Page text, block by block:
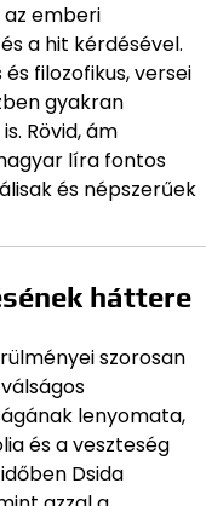
emberi
a hit kérdésével.
filozofikus, versei
gyakran
Rövid, ám
líra fontos
és népszerűek
háttere
szorosan
lenyomata,
és a veszteség
Dsida